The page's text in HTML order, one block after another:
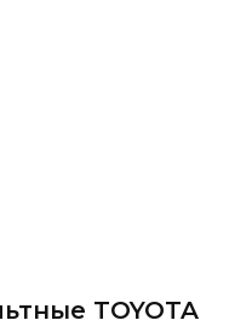
TOYOTA